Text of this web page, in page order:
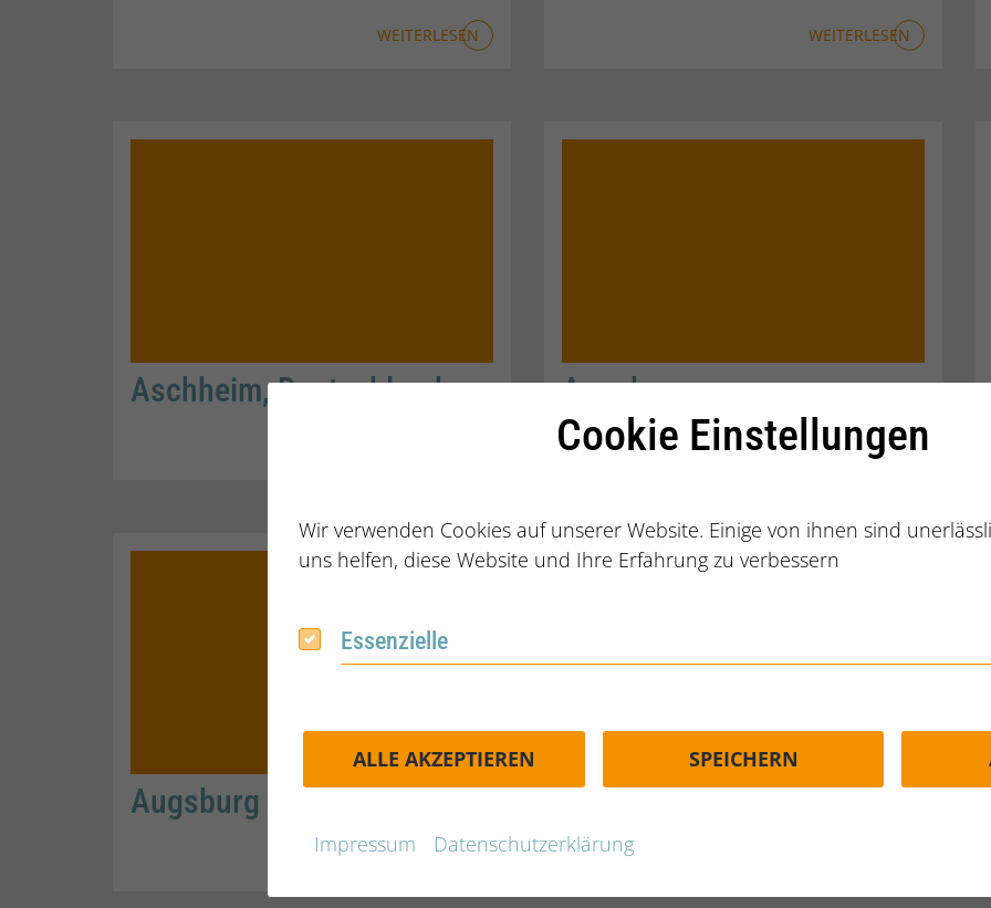
WEITERLESEN WEITERLESEN
Aschheim, Deutschland Augsburg
WEITERLESEN
Augsburg
WEITERLESEN
Cookie Einstellungen
Wir verwenden Cookies auf unserer Website. Einige von ihnen sind
uns helfen, diese Website und Ihre Erfahrung zu verbessern
Essenzielle
Essenzielle
ALLE AKZEPTIEREN SPEICHERN
Impressum Datenschutzerklärung